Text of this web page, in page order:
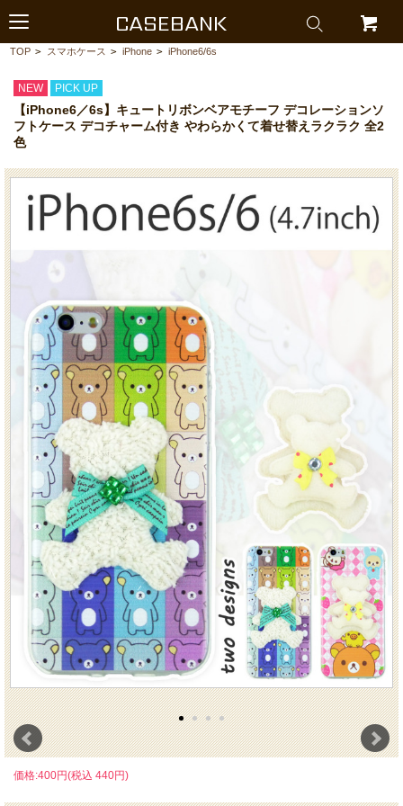
CASEBANK
TOP > スマホケース > iPhone > iPhone6/6s
NEW PICK UP
【iPhone6／6s】キュートリボンベアモチーフ デコレーションソ
フトケース デコチャーム付き やわらかくて着せ替えラクラク 全2
色
価格:400円(税込 440円)